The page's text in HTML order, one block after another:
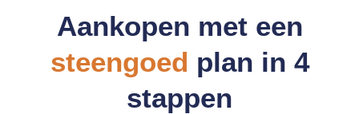
Aankopen met een
steengoed plan in 4
stappen